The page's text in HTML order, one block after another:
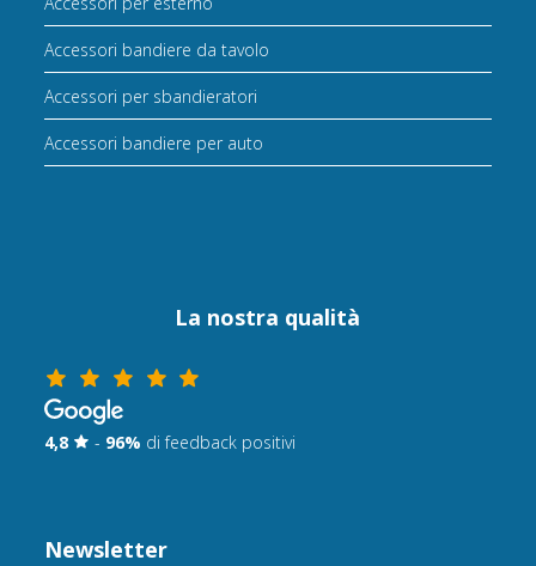
Accessori bandiere da tavolo
Accessori per sbandieratori
Accessori bandiere per auto
La nostra qualità
4,8 - 96% di feedback positivi
Newsletter